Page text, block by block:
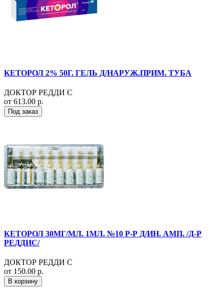
КЕТОРОЛ 2% 50Г. ГЕЛЬ Д/НАРУЖ.ПРИМ. ТУБА
ДОКТОР РЕДДИ С
от 613.00 р.
Под заказ
КЕТОРОЛ 30МГ/МЛ. 1МЛ. №10 Р-Р Д/ИН. АМП. /Д-Р
РЕДДИС/
ДОКТОР РЕДДИ С
от 150.00 р.
В корзину